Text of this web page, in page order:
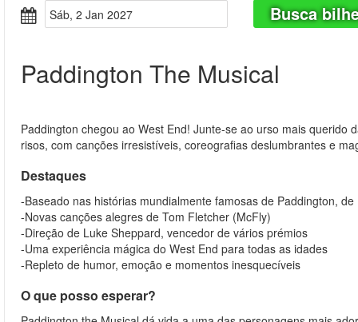
Sáb, 2 Jan 2027
Busca
Paddington The Musical
Paddington chegou ao West End! Junte-se ao urso mais
risos, com canções irresistíveis, coreografias deslumbrantes e
Destaques
-Baseado nas histórias mundialmente famosas de Paddington, de
-Novas canções alegres de Tom Fletcher (McFly)
-Direção de Luke Sheppard, vencedor de vários prémios
-Uma experiência mágica do West End para todas as idades
-Repleto de humor, emoção e momentos inesquecíveis
O que posso esperar?